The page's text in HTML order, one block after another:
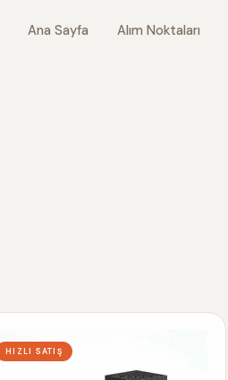
Ana Sayfa Alım Noktaları
HIZLI SATIŞ